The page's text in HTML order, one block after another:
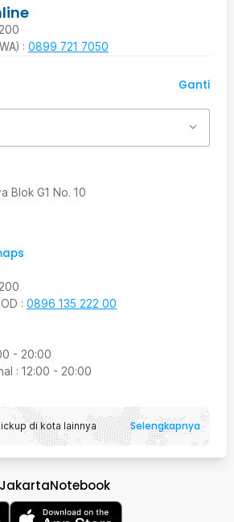
: 0899 721 7050
Ganti
Blok G1 No. 10
: 0896 135 222 00
- 20:00
: 12:00 - 20:00
di kota lainnya Selengkapnya